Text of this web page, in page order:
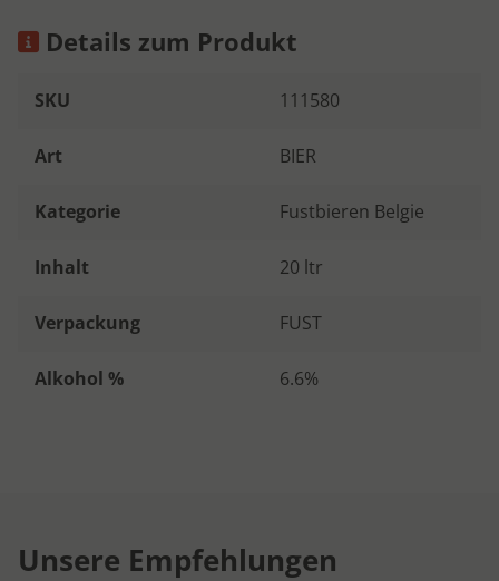
Details zum Produkt
SKU 111580
Art BIER
Kategorie Fustbieren Belgie
Inhalt 20 ltr
Verpackung FUST
Alkohol % 6.6%
Unsere Empfehlungen